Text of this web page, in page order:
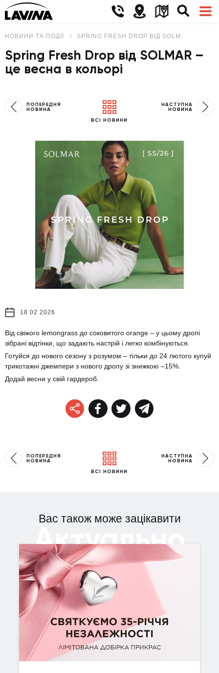
НОВИНИ ТА ПОДІЇ SPRING FRESH DROP ВІД SOLMAR – ЦЕ
Spring Fresh Drop від SOLMAR –
це весна в кольорі
ПОПЕРЕДНЯ
НОВИНА
ВСІ НОВИНИ
НАСТУПНА
НОВИНА
18 02 2026
Від свіжого lemongrass до соковитого orange – у цьому дропі
зібрані відтінки, що задають настрій і легко комбінуються.
Готуйся до нового сезону з розумом – тільки до 24 лютого купуй
трикотажні джемпери з нового дропу зі знижкою –15%.
Додай весни у свій гардероб.
ПОПЕРЕДНЯ
НОВИНА
ВСІ НОВИНИ
НАСТУПНА
НОВИНА
Вас також може зацікавити
Актуально